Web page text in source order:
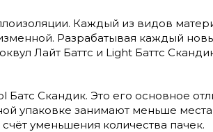
Каждый из видов
Разрабатывая каждый
Лайт Баттс и Light Баттс
Батс Скандик. Это его основное
упаковке занимают меньше
уменьшения количества пачек.